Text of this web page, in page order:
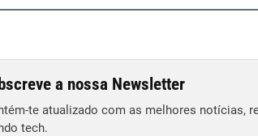
a nossa Newsletter
te atualizado com as melhores notícias,
tech.